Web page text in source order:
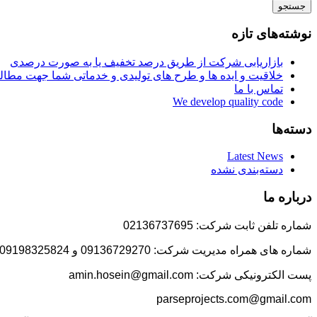
جستجو
نوشته‌های تازه
بازاریابی شرکت از طریق درصد تخفیف یا به صورت درصدی
خلاقیت و ایده ها و طرح های تولیدی و خدماتی شما جهت
تماس با ما
We develop quality code
دسته‌ها
Latest News
دسته‌بندی نشده
درباره ما
شماره تلفن ثابت شرکت: 02136737695
شماره های همراه مدیریت شرکت: 09136729270 و 09198325824
پست الکترونیکی شرکت: amin.hosein@gmail.com
parseprojects.com@gmail.com